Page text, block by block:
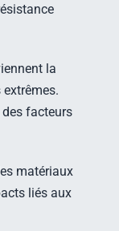
la
des facteurs
matériaux
liés aux